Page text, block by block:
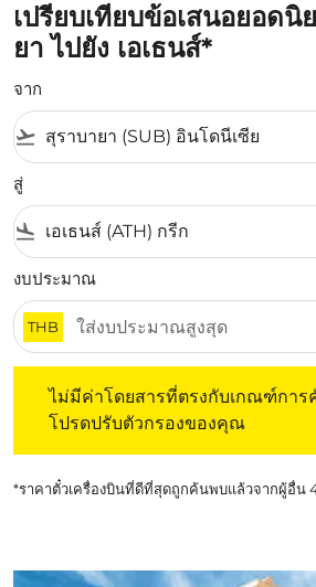
เปรียบเทียบข้อเสนอยอดนิ
ยา ไปยัง เอเธนส์*
จาก
flight_takeoff
สู่
flight_land
งบประมาณ
THB
ไม่มีค่าโดยสารที่ตรงกับเกณฑ์กา
โปรดปรับตัวกรองของคุณ
*ราคาตั๋วเครื่องบินที่ดีที่สุดถูกค้นพบแล้วจากผู้อื่น